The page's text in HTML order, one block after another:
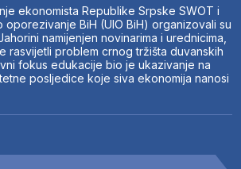
ekonomista Republike Srpske SWOT i
oporezivanje BiH (UIO BiH) organizovali su
namijenjen novinarima i urednicima,
rasvijetli problem crnog tržišta duvanskih
fokus edukacije bio je ukazivanje na
posljedice koje siva ekonomija nanosi